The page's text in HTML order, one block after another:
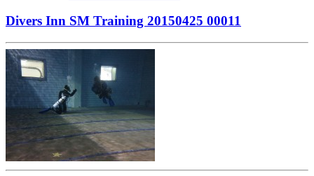
Divers Inn SM Training 20150425 00011